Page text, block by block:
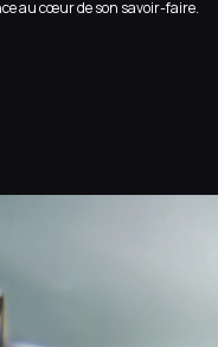
au cœur de son savoir-faire.